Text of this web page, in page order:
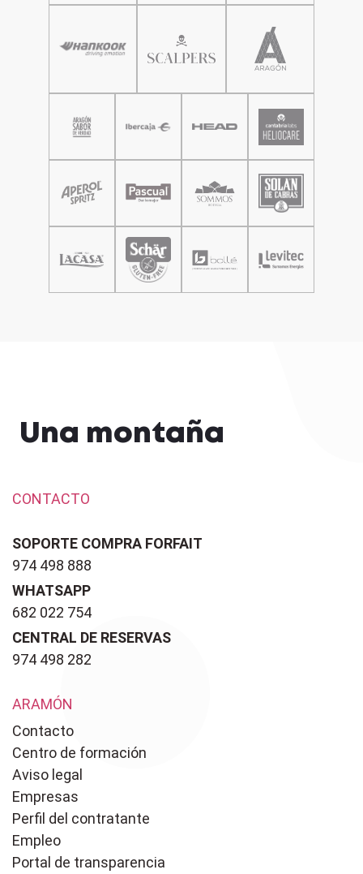
Una montaña
CONTACTO
SOPORTE COMPRA FORFAIT
974 498 888
WHATSAPP
682 022 754
CENTRAL DE RESERVAS
974 498 282
ARAMÓN
Contacto
Centro de formación
Aviso legal
Empresas
Perfil del contratante
Empleo
Portal de transparencia